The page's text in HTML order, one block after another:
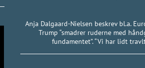
Anja Dalgaard-Nielsen beskrev bl.a.
Trump “smadrer ruderne med
fundamentet”. “Vi har lidt